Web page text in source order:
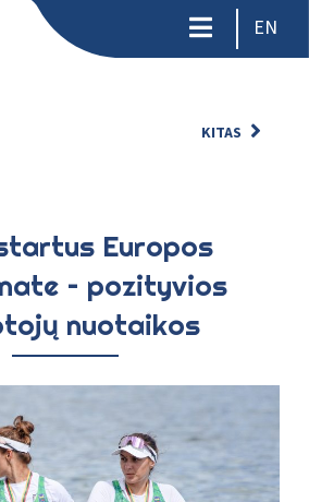
EN
KITAS
Europos
– pozityvios
nuotaikos